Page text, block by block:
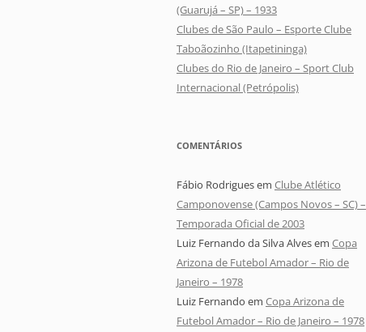
(Guarujá – SP) – 1933
Clubes de São Paulo – Esporte Clube
Taboãozinho (Itapetininga)
Clubes do Rio de Janeiro – Sport Club
Internacional (Petrópolis)
COMENTÁRIOS
Fábio Rodriguesem Clube Atlético
Camponovense (Campos Novos – SC) –
Temporada Oficial de 2003
Luiz Fernando da Silva Alvesem Copa
Arizona de Futebol Amador – Rio de
Janeiro – 1978
Luiz Fernando em Copa Arizona de
Futebol Amador – Rio de Janeiro – 1978